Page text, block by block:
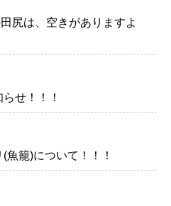
尻は、空きがありますよ
せ！！！
魚籠)について！！！